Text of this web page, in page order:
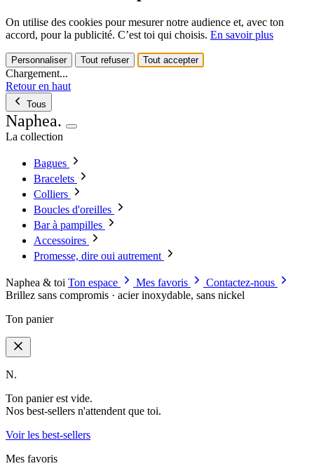
On utilise des cookies pour mesurer notre audience et, avec ton
accord, pour la publicité. C’est toi qui choisis. En savoir plus
Personnaliser Tout refuser Tout accepter
Chargement...
Retour en haut
Tous
Naphea.
La collection
Bagues
Bracelets
Colliers
Boucles d'oreilles
Bar à pampilles
Accessoires
Promesse, dire oui autrement
Naphea & toi Ton espace Mes favoris
Contactez-nous
Brillez sans compromis · acier inoxydable, sans nickel
Ton panier
N.
Ton panier est vide.
Nos best-sellers n'attendent que toi.
Voir les best-sellers
Mes favoris